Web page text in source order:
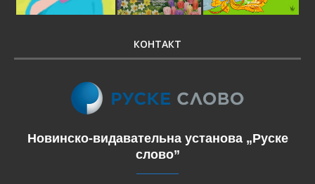
КОНТАКТ
Новинско-видавательна установа „Руске
слово”